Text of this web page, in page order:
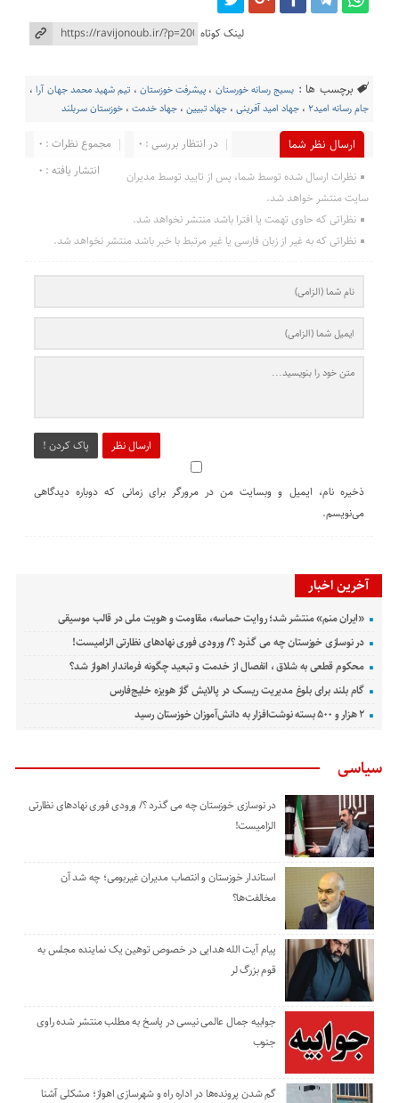
لینک کوتاه
برچسب ها : بسیج رسانه خورستان ، پیشرفت‌ خوزستان ، تیم شهید محمد جهان آرا،
جام رسانه امید۲ ،جهاد امید آفرینی ،جهاد تبیین ،جهاد خدمت ،خوزستان سربلند
ارسال نظر شما مجموع نظرات : 0
در انتظار بررسی : 0
انتشار یافته : 0
نظرات ارسال شده توسط شما، پس از تایید توسط مدیران
سایت منتشر خواهد شد.
نظراتی که حاوی تهمت یا افترا باشد منتشر نخواهد شد.
نظراتی که به غیر از زبان فارسی یا غیر مرتبط با خبر باشد منتشر نخواهد شد.
ارسال نظر پاک کردن !
ذخیره نام، ایمیل و وبسایت من در مرورگر برای زمانی که دوباره دیدگاهی
می‌نویسم.
آخرین اخبار
«ایران منم» منتشر شد؛ روایت حماسه، مقاومت و هویت ملی در قالب موسیقی
در نوسازی خوزستان چه می گذرد ؟/ ورودی فوری نهادهای نظارتی الزامیست!
محکوم قطعی به شلاق ، انفصال از خدمت و تبعید چگونه فرماندار اهواز شد؟
گام بلند برای بلوغ مدیریت ریسک در پالایش گاز هویزه خلیج‌فارس
۲ هزار و ۵۰۰ بسته نوشت‌افزار به دانش‌آموزان خوزستان رسید
سیاسی
در نوسازی خوزستان چه می گذرد ؟/ ورودی فوری نهادهای نظارتی
الزامیست!
استاندار خوزستان و انتصاب مدیران غیربومی؛ چه شد آن
مخالفت‌ها؟
پیام آیت الله هدایی در خصوص توهین یک نماینده مجلس به
قوم بزرگ لر
جوابیه جمال عالمی نیسی در پاسخ به مطلب منتشر شده راوی
جنوب
گم شدن پرونده‌ها در اداره راه و شهرسازی اهواز؛ مشکلی آشنا